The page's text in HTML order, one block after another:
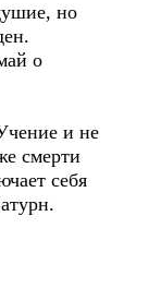
но
о
и не
смерти
себя